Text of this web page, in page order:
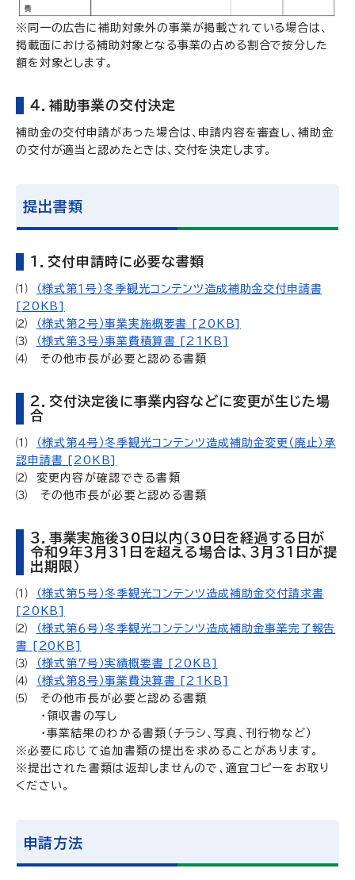
※同一の広告に補助対象外の事業が掲載されている場合は、
掲載面における補助対象となる事業の占める割合で按分した
額を対象とします。
４．補助事業の交付決定
補助金の交付申請があった場合は、申請内容を審査し、補助金
の交付が適当と認めたときは、交付を決定します。
提出書類
１．交付申請時に必要な書類
⑴
（様式第１号）冬季観光コンテンツ造成補助金交付申請書
[20KB]
⑵
（様式第２号）事業実施概要書 [20KB]
⑶
（様式第３号）事業費積算書 [21KB]
⑷ その他市長が必要と認める書類
２ ．交付決定後に事業内容などに変更が生じた場
合
⑴
（様式第４号）冬季観光コンテンツ造成補助金変更（廃止）承
認申請書 [20KB]
⑵
変更内容が確認できる書類
⑶ その他市長が必要と認める書類
３．事業実施後30日以内（30日を経過する日が
令和９年３月３１日を超える場合は、３月３１日が提
出期限）
⑴
（様式第５号）冬季観光コンテンツ造成補助金交付請求書
[20KB]
⑵
（様式第６号）冬季観光コンテンツ造成補助金事業完了報告
書 [20KB]
⑶
（様式第７号）実績概要書 [20KB]
⑷
（様式第８号）事業費決算書 [21KB]
⑸ その他市長が必要と認める書類
・領収書の写し
・事業結果のわかる書類（チラシ、写真、刊行物など）
※必要に応じて追加書類の提出を求めることがあります。
※提出された書類は返却しませんので、適宜コピーをお取り
ください。
申請方法